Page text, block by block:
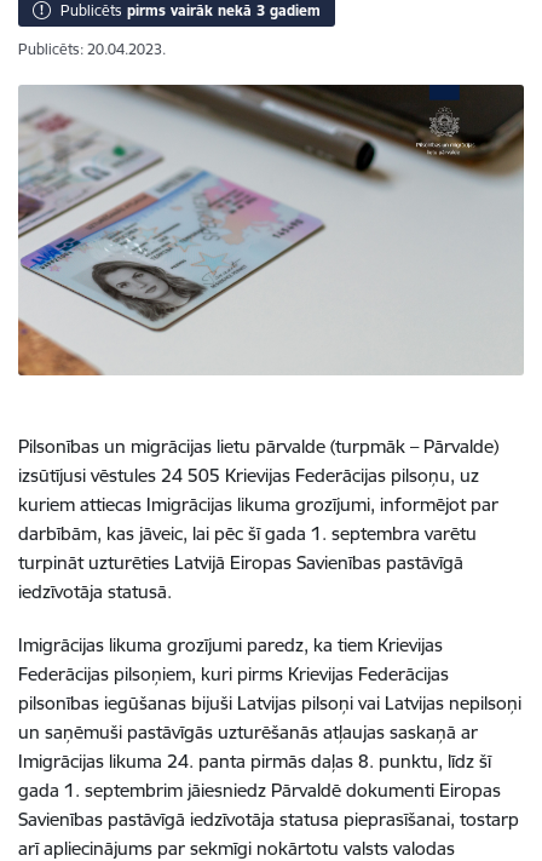
Publicēts pirms vairāk nekā 3 gadiem
Publicēts: 20.04.2023.
Pilsonības un migrācijas lietu pārvalde (turpmāk – Pārvalde)
izsūtījusi vēstules 24 505 Krievijas Federācijas pilsoņu, uz
kuriem attiecas Imigrācijas likuma grozījumi, informējot par
darbībām, kas jāveic, lai pēc šī gada 1. septembra varētu
turpināt uzturēties Latvijā Eiropas Savienības pastāvīgā
iedzīvotāja statusā.
Imigrācijas likuma grozījumi paredz, ka tiem Krievijas
Federācijas pilsoņiem, kuri pirms Krievijas Federācijas
pilsonības iegūšanas bijuši Latvijas pilsoņi vai Latvijas nepilsoņi
un saņēmuši pastāvīgās uzturēšanās atļaujas saskaņā ar
Imigrācijas likuma 24. panta pirmās daļas 8. punktu, līdz šī
gada 1. septembrim jāiesniedz Pārvaldē dokumenti Eiropas
Savienības pastāvīgā iedzīvotāja statusa pieprasīšanai, tostarp
arī apliecinājums par sekmīgi nokārtotu valsts valodas